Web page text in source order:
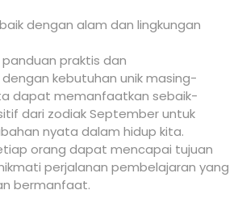
dengan alam dan lingkungan
praktis dan
kebutuhan unik masing-
dapat memanfaatkan sebaik-
dari zodiak September untuk
nyata dalam hidup kita.
orang dapat mencapai tujuan
perjalanan pembelajaran yang
bermanfaat.